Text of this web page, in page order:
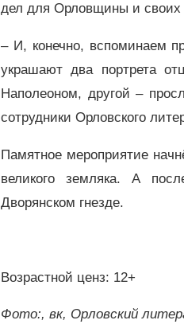
дел для Орловщины и своих
– И, конечно, вспоминаем
украшают два портрета
Наполеоном, другой –
сотрудники Орловского
Памятное мероприятие
великого земляка. А
Дворянском гнезде.
Возрастной ценз: 12+
Фото:, вк, Орловский